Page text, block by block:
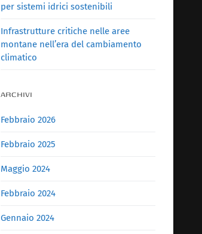
per sistemi idrici sostenibili
Infrastrutture critiche nelle aree
montane nell’era del cambiamento
climatico
ARCHIVI
Febbraio 2026
Febbraio 2025
Maggio 2024
Febbraio 2024
Gennaio 2024